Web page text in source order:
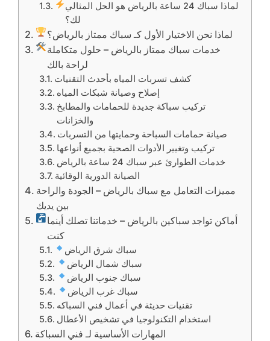
لماذا سباك 24 ساعة بالرياض هو الحل المثالي
لك؟
لماذا نحن الاختيار الأول كـ سباك ممتاز بالرياض؟
خدمات سباك ممتاز بالرياض – حلول متكاملة
لراحة بالك
كشف تسربات المياه بأحدث التقنيات
إصلاح وصيانة شبكات المياه
تركيب سباكة جديدة للحمامات والمطابخ
والخزانات
صيانة حمامات السباحة وحمايتها من التسربات
تركيب وتغيير الأدوات الصحية بجميع أنواعها
خدمات الطوارئ عبر سباك 24 ساعة بالرياض
الصيانة الدورية الوقائية
مميزات التعامل مع سباك بالرياض – الجودة والراحة
بين يديك
أماكن تواجد سباكين بالرياض – خدماتنا تصلك أينما
كنت
سباك شرق الرياض
سباك شمال الرياض
سباك جنوب الرياض
سباك غرب الرياض
تقنيات حديثة في أعمال فني السباكه
استخدام التكنولوجيا في تشخيص الأعطال
المهارات الأساسية لـ فني السباكة